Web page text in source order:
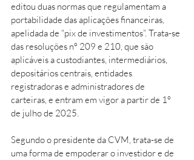
editou duas normas que regulamentam a
portabilidade das aplicações financeiras,
apelidada de “pix de investimentos”. Trata-se
das resoluções nº 209 e 210, que são
aplicáveis a custodiantes, intermediários,
depositários centrais, entidades
registradoras e administradores de
carteiras, e entram em vigor a partir de 1º
de julho de 2025.
Segundo o presidente da CVM, trata-se de
uma forma de empoderar o investidor e de